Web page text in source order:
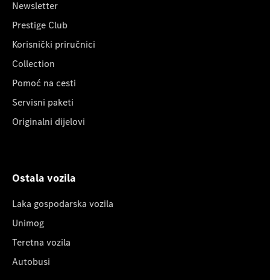
Newsletter
Prestige Club
Korisnički priručnici
Collection
Pomoć na cesti
Servisni paketi
Originalni dijelovi
Ostala vozila
Laka gospodarska vozila
Unimog
Teretna vozila
Autobusi